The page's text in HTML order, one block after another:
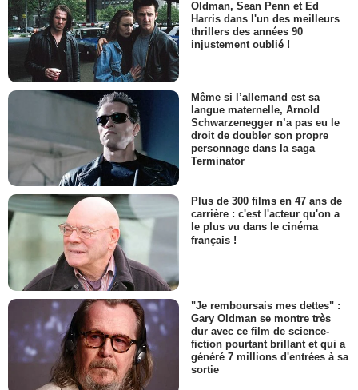
Oldman, Sean Penn et Ed
Harris dans l'un des meilleurs
thrillers des années 90
injustement oublié !
Même si l’allemand est sa
langue maternelle, Arnold
Schwarzenegger n’a pas eu le
droit de doubler son propre
personnage dans la saga
Terminator
Plus de 300 films en 47 ans de
carrière : c'est l'acteur qu'on a
le plus vu dans le cinéma
français !
"Je remboursais mes dettes" :
Gary Oldman se montre très
dur avec ce film de science-
fiction pourtant brillant et qui a
généré 7 millions d'entrées à sa
sortie